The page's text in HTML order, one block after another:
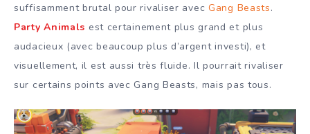
suffisamment brutal pour rivaliser avec Gang Beasts.
Party Animals est certainement plus grand et plus
audacieux (avec beaucoup plus d’argent investi), et
visuellement, il est aussi très fluide. Il pourrait rivaliser
sur certains points avec Gang Beasts, mais pas tous.